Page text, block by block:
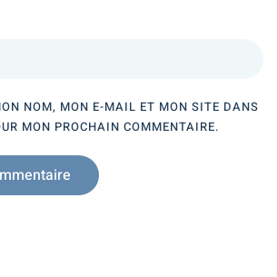
NOM, MON E-MAIL ET MON SITE DANS
MON PROCHAIN COMMENTAIRE.